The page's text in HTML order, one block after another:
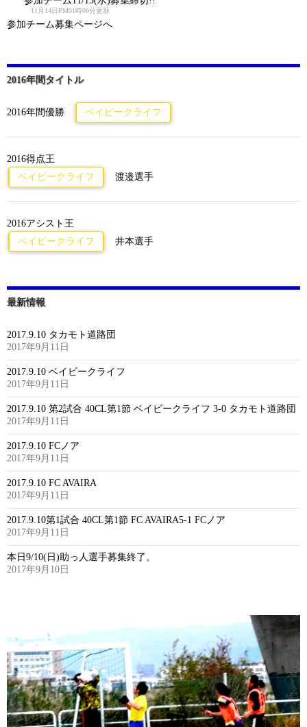
11月14日PM01時06分更新
参加チーム募集ページへ
2016年間タイトル
2016年間優勝 ベイビークライフ
2016得点王
ベイビークライフ
渡邉選手
2016アシスト王
ベイビークライフ
井本選手
最新情報
2017.9.10 タカモト道路団
2017年9月11日
2017.9.10 ベイビークライフ
2017年9月11日
2017.9.10 第2試合 40CL第1節 ベイビークライフ 3-0 タカモト道路団
2017年9月11日
2017.9.10 FCノア
2017年9月11日
2017.9.10 FC AVAIRA
2017年9月11日
2017.9.10第1試合 40CL第1節 FC AVAIRA5-1 FCノア
2017年9月11日
本日9/10(日)助っ人選手募集終了。
2017年9月10日